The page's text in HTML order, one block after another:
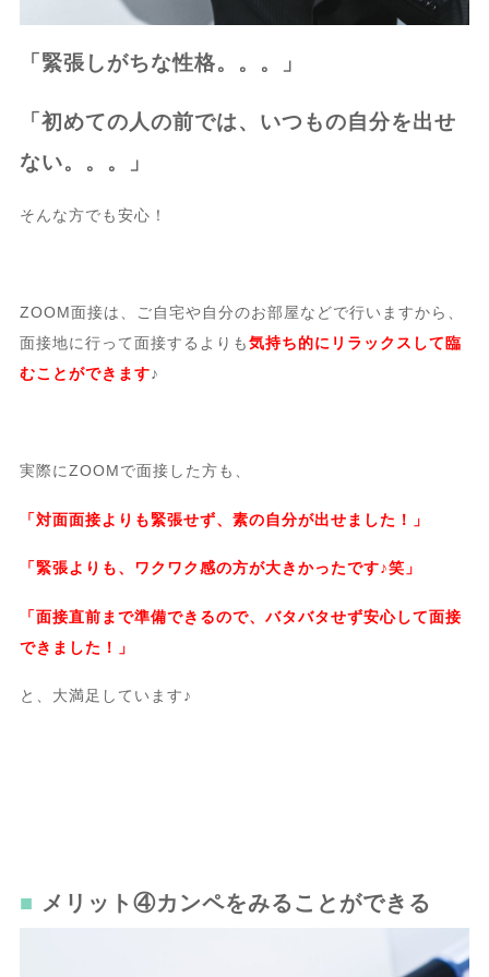
「緊張しがちな性格。。。」
「初めての人の前では、いつもの自分を出せ
ない。。。」
そんな方でも安心！
ZOOM面接は、ご自宅や自分のお部屋などで行いますから、
面接地に行って面接するよりも気持ち的にリラックスして臨
むことができます♪
実際にZOOMで面接した方も、
「対面面接よりも緊張せず、素の自分が出せました！」
「緊張よりも、ワクワク感の方が大きかったです♪笑」
「面接直前まで準備できるので、バタバタせず安心して面接
できました！」
と、大満足しています♪
メリット④カンペをみることができる